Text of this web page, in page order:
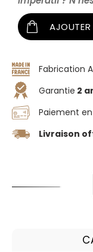
AJOUTER
Fabrication
Garantie 2
Paiement en
Livraison